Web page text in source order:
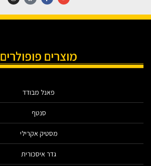
מוצרים פופולרים
פאנל מבודד
סנטף
מסטיק אקרילי
גדר איסכורית